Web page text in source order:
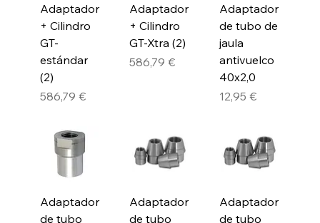
Adaptador
+ Cilindro
GT-
estándar
(2)
Precio
586,79 €
Adaptador
+ Cilindro
GT-Xtra (2)
Precio
586,79 €
Adaptador
de tubo de
jaula
antivuelco
40x2,0
Precio
12,95 €
Adaptador
de tubo
Adaptador
de tubo
Adaptador
de tubo